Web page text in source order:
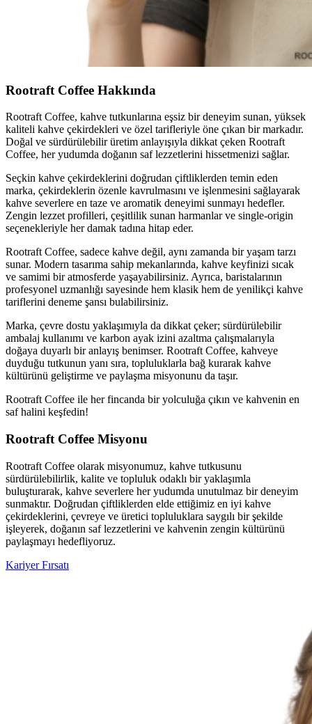
Rootraft Coffee Hakkında
Rootraft Coffee, kahve tutkunlarına eşsiz bir deneyim sunan, yüksek
kaliteli kahve çekirdekleri ve özel tarifleriyle öne çıkan bir markadır.
Doğal ve sürdürülebilir üretim anlayışıyla dikkat çeken Rootraft
Coffee, her yudumda doğanın saf lezzetlerini hissetmenizi sağlar.
Seçkin kahve çekirdeklerini doğrudan çiftliklerden temin eden
marka, çekirdeklerin özenle kavrulmasını ve işlenmesini sağlayarak
kahve severlere en taze ve aromatik deneyimi sunmayı hedefler.
Zengin lezzet profilleri, çeşitlilik sunan harmanlar ve single-origin
seçenekleriyle her damak tadına hitap eder.
Rootraft Coffee, sadece kahve değil, aynı zamanda bir yaşam tarzı
sunar. Modern tasarıma sahip mekanlarında, kahve keyfinizi sıcak
ve samimi bir atmosferde yaşayabilirsiniz. Ayrıca, baristalarının
profesyonel uzmanlığı sayesinde hem klasik hem de yenilikçi kahve
tariflerini deneme şansı bulabilirsiniz.
Marka, çevre dostu yaklaşımıyla da dikkat çeker; sürdürülebilir
ambalaj kullanımı ve karbon ayak izini azaltma çalışmalarıyla
doğaya duyarlı bir anlayış benimser. Rootraft Coffee, kahveye
duyduğu tutkunun yanı sıra, topluluklarla bağ kurarak kahve
kültürünü geliştirme ve paylaşma misyonunu da taşır.
Rootraft Coffee ile her fincanda bir yolculuğa çıkın ve kahvenin en
saf halini keşfedin!
Rootraft Coffee Misyonu
Rootraft Coffee olarak misyonumuz, kahve tutkusunu
sürdürülebilirlik, kalite ve topluluk odaklı bir yaklaşımla
buluşturarak, kahve severlere her yudumda unutulmaz bir deneyim
sunmaktır. Doğrudan çiftliklerden elde ettiğimiz en iyi kahve
çekirdeklerini, çevreye ve üretici topluluklara saygılı bir şekilde
işleyerek, doğanın saf lezzetlerini ve kahvenin zengin kültürünü
paylaşmayı hedefliyoruz.
Kariyer Fırsatı